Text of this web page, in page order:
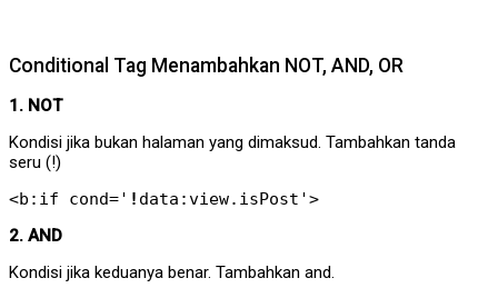
Conditional Tag Menambahkan NOT, AND, OR
1. NOT
Kondisi jika bukan halaman yang dimaksud. Tambahkan tanda
seru (!)
<b:if cond=' ! data:view.isPost'>
2. AND
Kondisi jika keduanya benar. Tambahkan and.